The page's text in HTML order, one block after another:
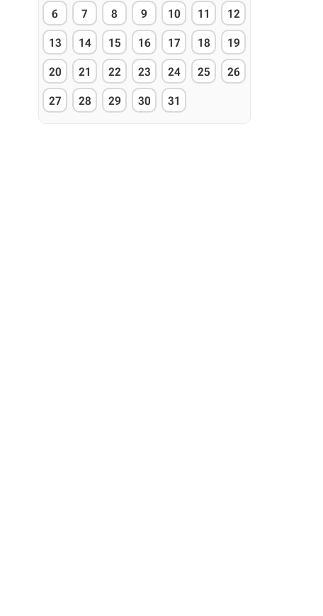
6 7 8 9 10 11 12
13 14 15 16 17 18 19
20 21 22 23 24 25 26
27 28 29 30 31